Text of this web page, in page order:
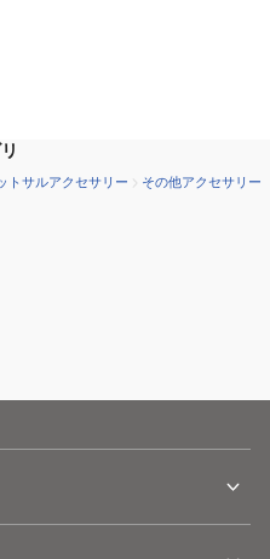
トサルアクセサリー その他アクセサリー